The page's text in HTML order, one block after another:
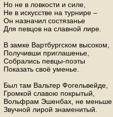
Но не в ловкости и силе,
Не в искусстве на турнире –
Он назначил состязанье
Для певцов на славной лире.
В замке Вартбургском высоком,
Получивши приглашенье,
Собрались певцы-поэты
Показать своё уменье.
Был там Вальтер Фогельвейде,
Громкой славою покрытый,
Вольфрам Эшенбах, не меньше
Звучной лирой знаменитый.